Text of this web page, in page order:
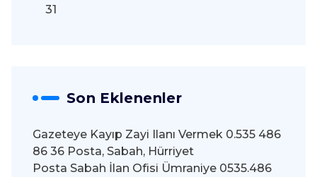
31
Son Eklenenler
Gazeteye Kayıp Zayi Ilanı Vermek 0.535 486
86 36 Posta, Sabah, Hürriyet
Posta Sabah İlan Ofisi Ümraniye 0535.486